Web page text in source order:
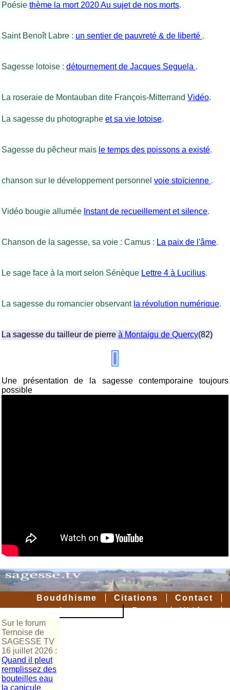
Poésie thème la mort 2020 Au sujet de nos morts.
Saint Benoît Labre : un sentier de pauvreté & de liberté .
Sagesse lotoise : détournement de Jacques Seguela .
La roseraie de Montauban dite François-Mitterrand Vidéo.
La sagesse du photographe et sa vie lotoise.
Sagesse du pêcheur mais le temps des poissons a existé.
chanson sur le développement personnel voie stoïcienne .
Vidéo bougie allumée Instant de recueillement et silence.
Chanson de la sagesse, sa voie : Camus : La paix de l'âme.
Le sage face à la mort selon Sénèque Lettre 4 à Lucilius.
La sagesse du romancier observant la révolution numérique.
La sagesse du tailleur de pierre à Montaigu de Quercy(82)
Une présentation de la sagesse contemporaine toujours
possible
Contact
Citations
Bouddhisme
Vidéos
Forum
La sagesse
Sur le forum
Ternoise de
SAGESSE TV
16 juillet 2026 :
Quand il pleut
remplissez des
bouteilles eau
la canicule